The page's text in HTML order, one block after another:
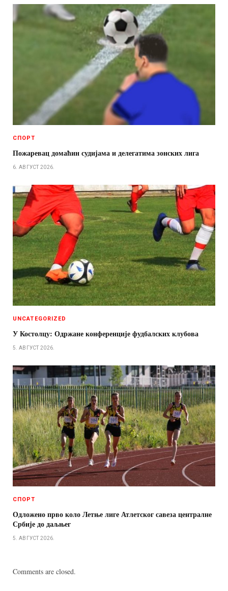
СПОРТ
Пожаревац домаћин судијама и делегатима зонских лига
6. АВГУСТ 2026.
UNCATEGORIZED
У Костолцу: Одржане конференције фудбалских клубова
5. АВГУСТ 2026.
СПОРТ
Одложено прво коло Летње лиге Атлетског савеза централне
Србије до даљњег
5. АВГУСТ 2026.
Comments are closed.